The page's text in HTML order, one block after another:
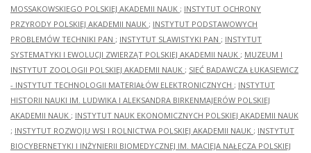
MOSSAKOWSKIEGO POLSKIEJ AKADEMII NAUK ; INSTYTUT OCHRONY
PRZYRODY POLSKIEJ AKADEMII NAUK ; INSTYTUT PODSTAWOWYCH
PROBLEMÓW TECHNIKI PAN ; INSTYTUT SLAWISTYKI PAN ; INSTYTUT
SYSTEMATYKI I EWOLUCJI ZWIERZĄT POLSKIEJ AKADEMII NAUK ; MUZEUM I
INSTYTUT ZOOLOGII POLSKIEJ AKADEMII NAUK ; SIEĆ BADAWCZA ŁUKASIEWICZ
- INSTYTUT TECHNOLOGII MATERIAŁÓW ELEKTRONICZNYCH ; INSTYTUT
HISTORII NAUKI IM. LUDWIKA I ALEKSANDRA BIRKENMAJERÓW POLSKIEJ
AKADEMII NAUK ; INSTYTUT NAUK EKONOMICZNYCH POLSKIEJ AKADEMII NAUK
; INSTYTUT ROZWOJU WSI I ROLNICTWA POLSKIEJ AKADEMII NAUK ; INSTYTUT
BIOCYBERNETYKI I INŻYNIERII BIOMEDYCZNEJ IM. MACIEJA NAŁĘCZA POLSKIEJ